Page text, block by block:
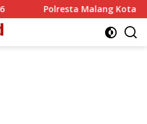
Polresta Malang Kota Serap